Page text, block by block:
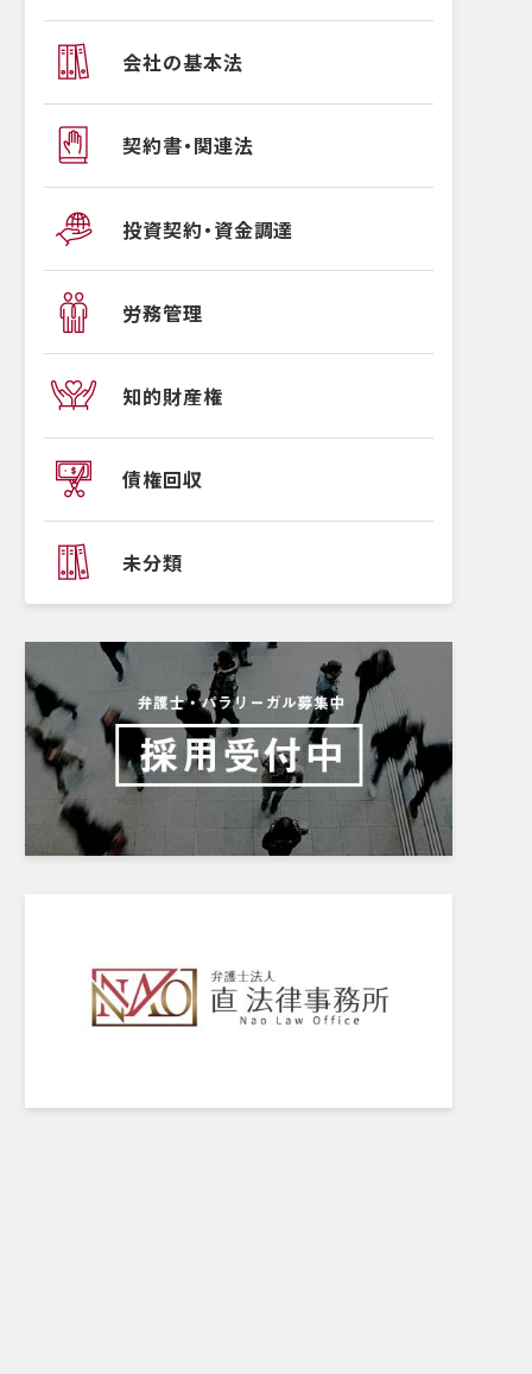
会社の基本法
契約書・関連法
投資契約・資金調達
労務管理
知的財産権
債権回収
未分類